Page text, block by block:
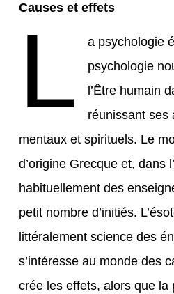
Causes et effets
L
a psychologie
psychologie
l’Être humain
réunissant ses
mentaux et spirituels. Le
d’origine Grecque et, dans
habituellement des
petit nombre d’initiés.
littéralement science des
s’intéresse au monde des
crée les effets, alors que la